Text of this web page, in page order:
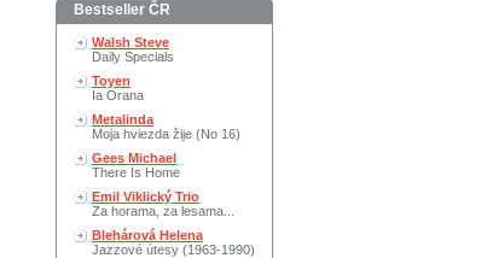
Bestseller ČR
Walsh Steve
Daily Specials
Toyen
Ia Orana
Metalinda
Moja hviezda žije (No 16)
Gees Michael
There Is Home
Emil Viklický Trio
Za horama, za lesama...
Blehárová Helena
Jazzové útesy (1963-1990)